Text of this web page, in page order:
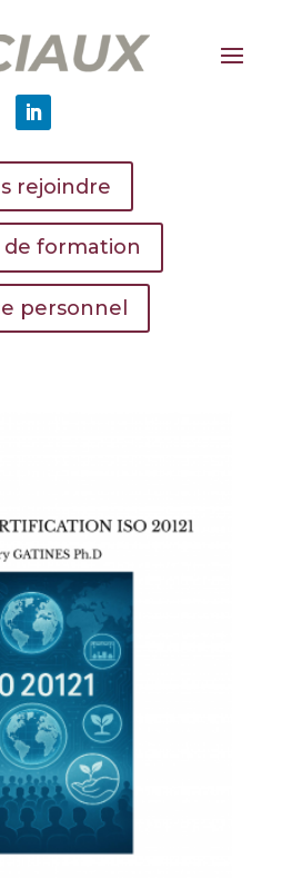
rejoindre
formation
personnel